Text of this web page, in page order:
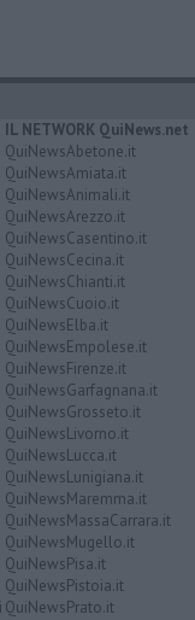
IL NETWORK QuiNews.net
QuiNewsAbetone.it
QuiNewsAmiata.it
QuiNewsAnimali.it
QuiNewsArezzo.it
QuiNewsCasentino.it
QuiNewsCecina.it
QuiNewsChianti.it
QuiNewsCuoio.it
QuiNewsElba.it
QuiNewsEmpolese.it
QuiNewsFirenze.it
QuiNewsGarfagnana.it
QuiNewsGrosseto.it
QuiNewsLivorno.it
QuiNewsLucca.it
QuiNewsLunigiana.it
QuiNewsMaremma.it
QuiNewsMassaCarrara.it
QuiNewsMugello.it
QuiNewsPisa.it
QuiNewsPistoia.it
QuiNewsPrato.it